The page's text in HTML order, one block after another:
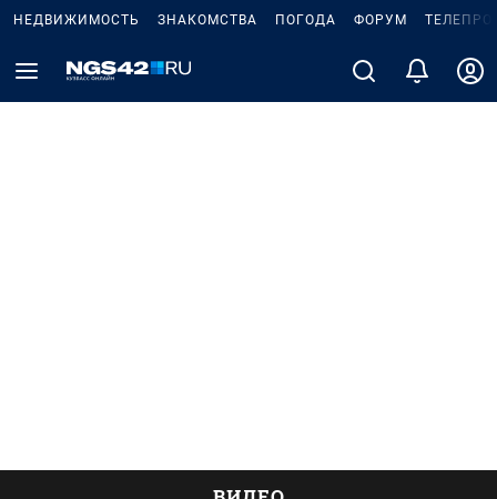
НЕДВИЖИМОСТЬ ЗНАКОМСТВА ПОГОДА ФОРУМ